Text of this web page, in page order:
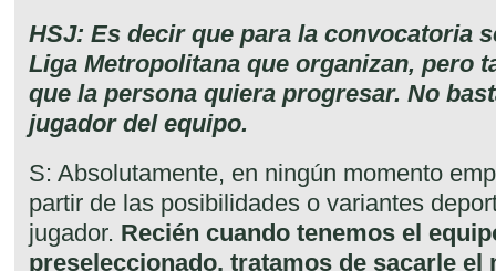
HSJ: Es decir que para la convocatoria
Liga Metropolitana que organizan, pero
que la persona quiera progresar. No
jugador del equipo.
S: Absolutamente, en ningún momento
partir de las posibilidades o variantes
jugador. Recién cuando tenemos el
preseleccionado, tratamos de sacarle el